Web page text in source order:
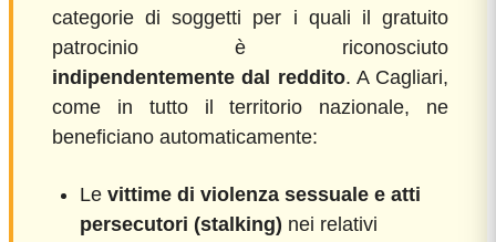
categorie di soggetti per i quali il gratuito
patrocinio è riconosciuto
indipendentemente dal reddito. A Cagliari,
come in tutto il territorio nazionale, ne
beneficiano automaticamente:
Le vittime di violenza sessuale e atti
persecutori (stalking) nei relativi